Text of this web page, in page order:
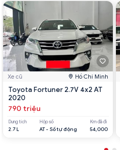
Xe cũ Hồ Chí Minh
Toyota Fortuner 2.7V 4x2 AT
2020
790 triệu
Dung tích
2.7 L
Hộp số
AT - Số tự động
Km đã đi
54,000